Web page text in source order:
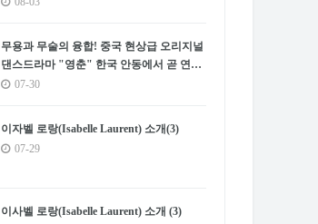
무용과 무술의 융합! 중국 현상급 오리지널
댄스드라마 "영춘" 한국 안동에서 곧 연속
2회 공연
07-30
이자벨 로랑(Isabelle Laurent) 소개(3)
07-29
이사벨 로랑(Isabelle Laurent) 소개 (3)